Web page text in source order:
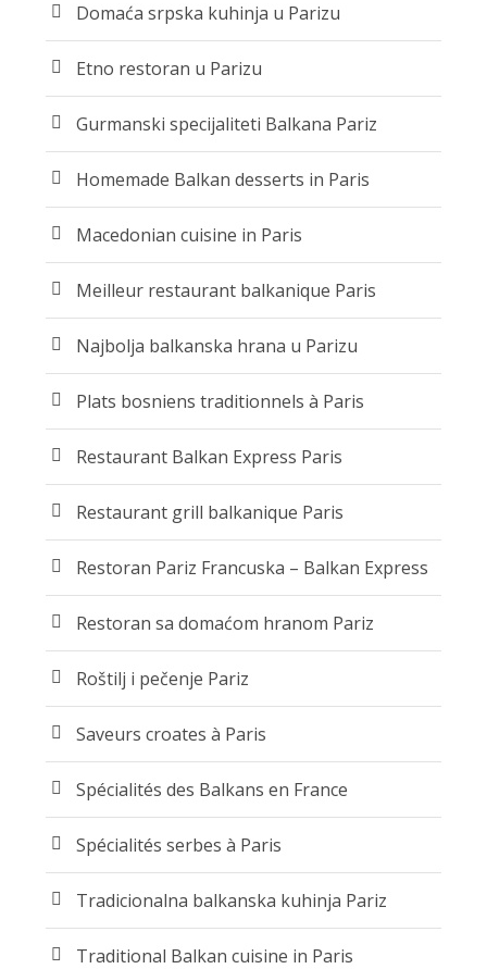
Domaća srpska kuhinja u Parizu
Etno restoran u Parizu
Gurmanski specijaliteti Balkana Pariz
Homemade Balkan desserts in Paris
Macedonian cuisine in Paris
Meilleur restaurant balkanique Paris
Najbolja balkanska hrana u Parizu
Plats bosniens traditionnels à Paris
Restaurant Balkan Express Paris
Restaurant grill balkanique Paris
Restoran Pariz Francuska – Balkan Express
Restoran sa domaćom hranom Pariz
Roštilj i pečenje Pariz
Saveurs croates à Paris
Spécialités des Balkans en France
Spécialités serbes à Paris
Tradicionalna balkanska kuhinja Pariz
Traditional Balkan cuisine in Paris